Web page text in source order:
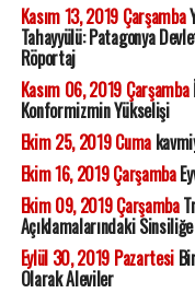
Kasım 13, 2019 Çarşamba
Tahayyülü: Patagonya
Röportaj
Kasım 06, 2019 Çarşamba
Konformizmin Yükselişi
Ekim 25, 2019 Cuma
Ekim 16, 2019 Çarşamba
Ekim 09, 2019 Çarşamba
Açıklamalarındaki
Eylül 30, 2019 Pazartesi
Olarak Aleviler